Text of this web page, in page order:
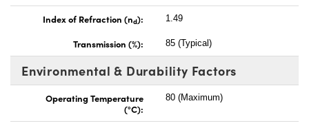
Index of Refraction (nd): 1.49
Transmission (%): 85 (Typical)
Environmental & Durability Factors
Operating Temperature
(°C):
80 (Maximum)